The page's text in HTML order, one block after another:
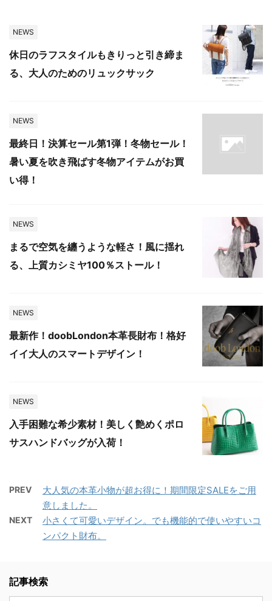
NEWS
休日のラフスタイルもきりっと引き締ま
る、大人のためのリュックサック
NEWS
最終日！決算セール第1弾！冬物セール！
暑い夏を吹き飛ばす冬物アイテムがお買
い得！
NEWS
まるで空気を纏うような軽さ！風に揺れ
る、上質カシミヤ100％ストール！
NEWS
最新作！doobLondon本革長財布！格好
イイ大人のスマートデザイン！
NEWS
入手困難な希少素材！美しく艶めくポロ
サスハンドバッグが入荷！
PREV
大人気の本革小物が超お得に！期間限定SALEをご用
意しました。
NEXT
小さくて可愛いデザイン。でも機能的で使いやすいコ
ンパクト財布。
記事検索